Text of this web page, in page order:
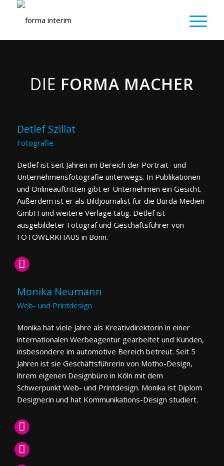
DIE FORMA MACHER
Detlef Szillat
Fotografie
Detlef ist seit Jahren im Bereich der Portrait- und
Unternehmensfotografie unterwegs. In Publikationen
und Onlineauftritten gibt er Unternehmen ein Gesicht.
Außerdem ist er als Bildjournalist für die Burda Medien
GmbH und weitere Verlage tätig. Detlef ist
ausgebildeter Fotograf und Geschäftsführer von
FOTOWERKHAUS in Bonn.
Monika Neumann
Web- und Printdesign
Monika hat viele Jahre als Kreativdirektorin in einer
internationalen Werbeagentur gearbeitet und Kunden,
insbesondere im automotive Bereich betreut. Seit 5
Jahren ist sie Geschäftsführerin von Motho-Design,
ihrem eigenen Designbüro in Köln mit dem
Schwerpunkt Web- und Printdesign. Monika ist Diplom
Designerin und hat Kommunikations-Design studiert.